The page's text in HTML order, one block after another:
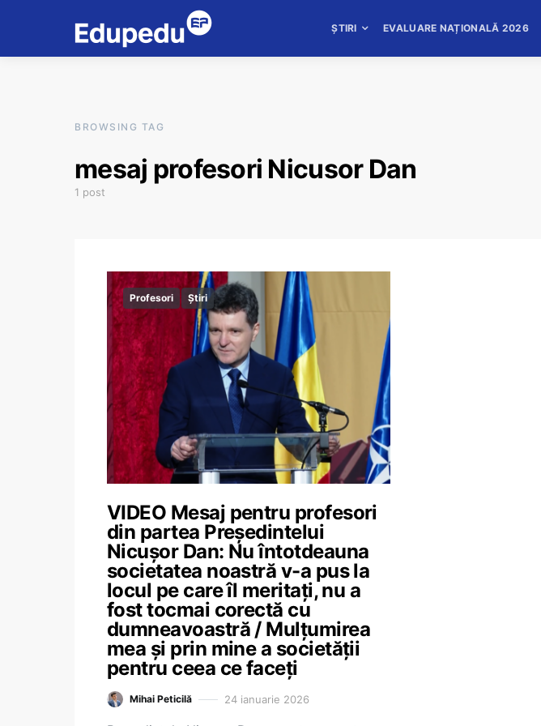
ȘTIRI EVALUARE NAȚIONALĂ 2026
BROWSING TAG
mesaj profesori Nicusor Dan
1 post
Profesori Știri
VIDEO Mesaj pentru profesori
din partea Președintelui
Nicușor Dan: Nu întotdeauna
societatea noastră v-a pus la
locul pe care îl meritați, nu a
fost tocmai corectă cu
dumneavoastră / Mulțumirea
mea și prin mine a societății
pentru ceea ce faceți
Mihai Peticilă 24 ianuarie 2026